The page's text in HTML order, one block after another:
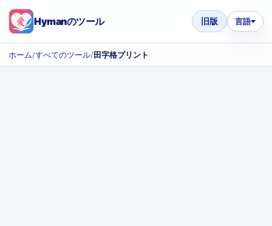
Hymanのツール 旧版 言語
ホーム/すべてのツール/田字格プリント